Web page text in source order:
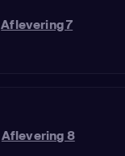
Aflevering 7
Aflevering 8